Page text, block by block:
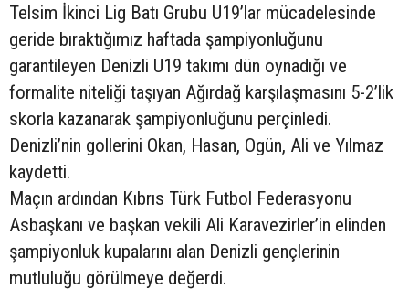
Telsim İkinci Lig Batı Grubu U19’lar mücadelesinde
geride bıraktığımız haftada şampiyonluğunu
garantileyen Denizli U19 takımı dün oynadığı ve
formalite niteliği taşıyan Ağırdağ karşılaşmasını 5-2’lik
skorla kazanarak şampiyonluğunu perçinledi.
Denizli’nin gollerini Okan, Hasan, Ogün, Ali ve Yılmaz
kaydetti.
Maçın ardından Kıbrıs Türk Futbol Federasyonu
Asbaşkanı ve başkan vekili Ali Karavezirler’in elinden
şampiyonluk kupalarını alan Denizli gençlerinin
mutluluğu görülmeye değerdi.